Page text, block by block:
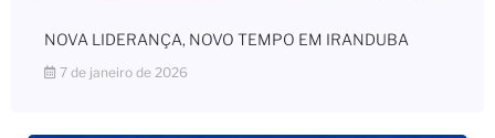
NOVA LIDERANÇA, NOVO TEMPO EM IRANDUBA
7 de janeiro de 2026